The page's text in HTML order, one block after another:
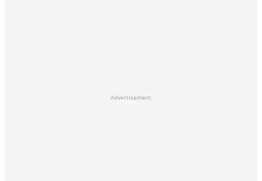
Advertisement